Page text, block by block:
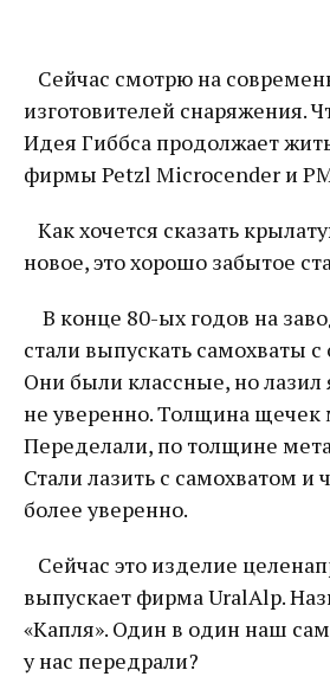
Сейчас смотрю на
изготовителей снаряжения.
Идея Гиббса продолжает
фирмы Petzl Microcender и
Как хочется сказать
новое, это хорошо забытое
В конце 80-ых годов на
стали выпускать самохваты
Они были классные, но лазил
не уверенно. Толщина щечек
Переделали, по толщине
Стали лазить с самохватом и
более уверенно.
Сейчас это изделие
выпускает фирма UralAlp.
«Капля». Один в один наш
у нас передрали?